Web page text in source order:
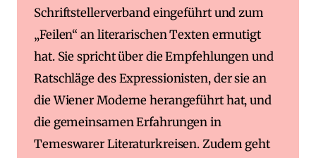
Schriftstellerverband eingeführt und zum
„Feilen“ an literarischen Texten ermutigt
hat. Sie spricht über die Empfehlungen und
Ratschläge des Expressionisten, der sie an
die Wiener Moderne herangeführt hat, und
die gemeinsamen Erfahrungen in
Temeswarer Literaturkreisen. Zudem geht